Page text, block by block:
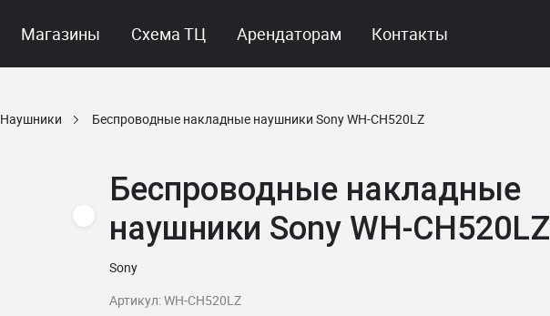
Магазины Схема ТЦ Арендаторам Контакты
Наушники Беспроводные накладные наушники Sony WH-CH520LZ
Беспроводные накладные
наушники Sony WH-CH520LZ
Sony
Артикул: WH-CH520LZ